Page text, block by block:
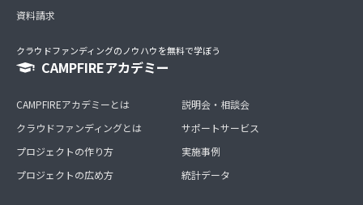
資料請求
クラウドファンディングのノウハウを無料で学ぼう
CAMPFIREアカデミー
CAMPFIREアカデミーとは
クラウドファンディングとは
プロジェクトの作り方
プロジェクトの広め方
説明会・相談会
サポートサービス
実施事例
統計データ